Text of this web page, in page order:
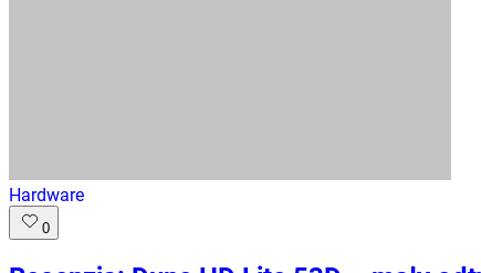
Hardware
0